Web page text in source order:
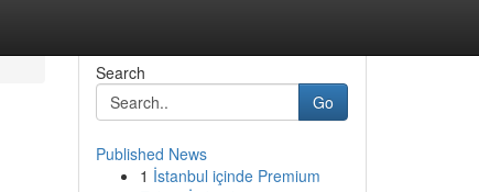
Search
Go
Published News
1 İstanbul içinde Premium